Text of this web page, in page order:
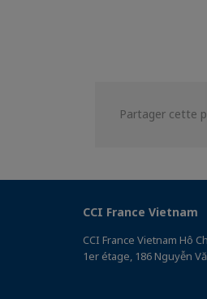
Partager cette
CCI France Vietnam
CCI France Vietnam Hô
1er étage, 186 Nguyễn